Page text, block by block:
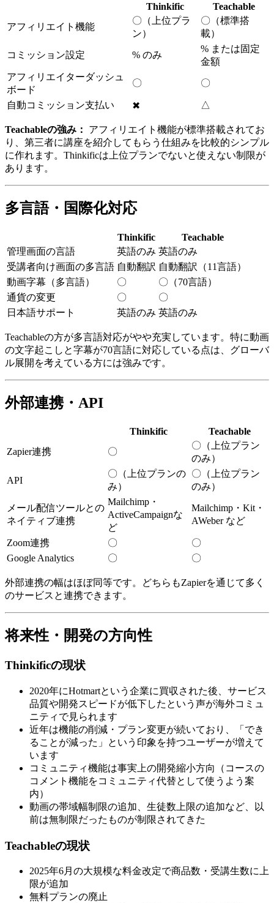
Thinkific
Teachable
アフィリエイト機能
〇（上位プラ
ン）
〇（標準搭
載）
コミッション設定 % のみ
% または固定
金額
アフィリエイターダッシュ
ボード
〇 〇
自動コミッション支払い ✖ △
Teachableの強み：
アフィリエイト機能が標準搭載されてお
り、第三者に講座を紹介してもらう仕組みを比較的シンプル
に作れます。Thinkificは上位プランでないと使えない制限が
あります。
多言語・国際化対応
Thinkific
Teachable
管理画面の言語
英語のみ 英語のみ
受講者向け画面の多言語 自動翻訳 自動翻訳（11言語）
動画字幕（多言語）
〇
〇（70言語）
通貨の変更
〇
〇
日本語サポート
英語のみ 英語のみ
Teachableの方が多言語対応がやや充実しています。特に動画
の文字起こしと字幕が70言語に対応している点は、グローバ
ル展開を考えている方には強みです。
外部連携・API
Thinkific
Teachable
Zapier連携
〇
〇（上位プラン
のみ）
API
〇（上位プランの
み）
〇（上位プラン
のみ）
メール配信ツールとの
ネイティブ連携
Mailchimp・
ActiveCampaignな
ど
Mailchimp・Kit・
AWeber など
Zoom連携 〇
〇
Google Analytics
〇 〇
外部連携の幅はほぼ同等です。どちらもZapierを通じて多く
のサービスと連携できます。
将来性・開発の方向性
Thinkificの現状
2020年にHotmartという企業に買収された後、サービス
品質や開発スピードが低下したという声が海外コミュ
ニティで見られます
近年は機能の削減・プラン変更が続いており、「でき
ることが減った」という印象を持つユーザーが増えて
います
コミュニティ機能は事実上の開発縮小方向（コースの
コメント機能をコミュニティ代替として使うよう案
内）
動画の帯域幅制限の追加、生徒数上限の追加など、以
前は無制限だったものが制限されてきた
Teachableの現状
2025年6月の大規模な料金改定で商品数・受講生数に上
限が追加
無料プランの廃止